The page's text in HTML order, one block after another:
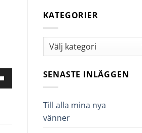
KATEGORIER
Kategorier
SENASTE INLÄGGEN
Till alla mina nya
vänner